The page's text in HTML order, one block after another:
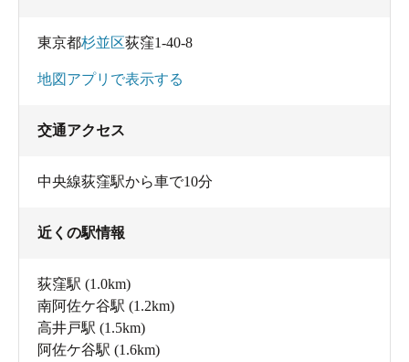
東京都杉並区荻窪1-40-8
地図アプリで表示する
交通アクセス
中央線荻窪駅から車で10分
近くの駅情報
荻窪駅 (1.0km)
南阿佐ケ谷駅 (1.2km)
高井戸駅 (1.5km)
阿佐ケ谷駅 (1.6km)